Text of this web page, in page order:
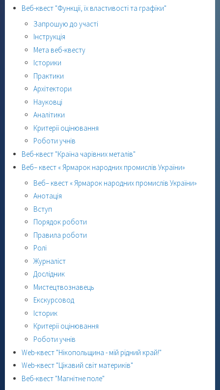
Веб-квест "Функції, їх властивості та графіки"
Запрошую до участі
Інструкція
Мета веб-квесту
Історики
Практики
Архітектори
Науковці
Аналітики
Критерії оцінювання
Роботи учнів
Веб-квест "Країна чарівних металів"
Веб– квест « Ярмарок народних промислів України»
Веб– квест « Ярмарок народних промислів України»
Анотація
Вступ
Порядок роботи
Правила роботи
Ролі
Журналіст
Дослідник
Мистецтвознавець
Екскурсовод
Історик
Критерії оцінювання
Роботи учнів
Web-квест "Нікопольщина - мій рідний край!"
Web-квест "Цікавий світ материків"
Веб-квест "Магнітне поле"